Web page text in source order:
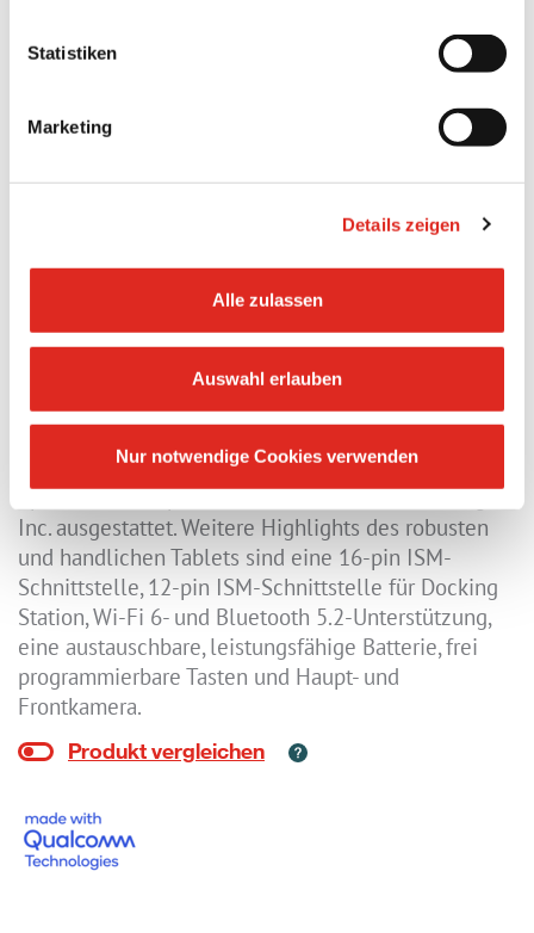
Statistiken
Marketing
Details zeigen
Alle zulassen
Auswahl erlauben
Nur notwendige Cookies verwenden
IS945.2
Das 10,1 Zoll große 5G-Windows®-Tablet für
Datenkommunikation in der Prozessindustrie und in
der Automation fügt sich nahtlos in die vorhandene
Wi-Fi 6 ein. Es ist mit einem leistungsfähigen, IIoT-
optimierten Chipsatz von Qualcomm® Technologies,
Inc. ausgestattet. Weitere Highlights des robusten
und handlichen Tablets sind eine 16-pin ISM-
Schnittstelle, 12-pin ISM-Schnittstelle für Docking
Station, Wi-Fi 6- und Bluetooth 5.2-Unterstützung,
eine austauschbare, leistungsfähige Batterie, frei
programmierbare Tasten und Haupt- und
Frontkamera.